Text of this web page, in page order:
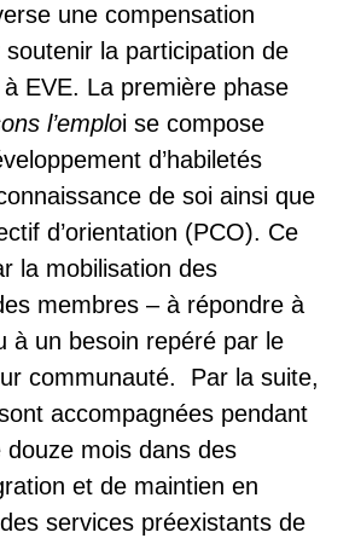
une compensation
la participation de
EVE. La première phase
l’emploi se compose
d’habiletés
de soi ainsi que
d’orientation (PCO). Ce
la mobilisation des
membres – à répondre à
à un besoin repéré par le
communauté. Par la suite,
accompagnées pendant
douze mois dans des
et de maintien en
services préexistants de